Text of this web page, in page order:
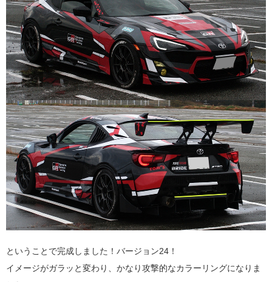
ということで完成しました！バージョン24！
イメージがガラッと変わり、かなり攻撃的なカラーリングになりま